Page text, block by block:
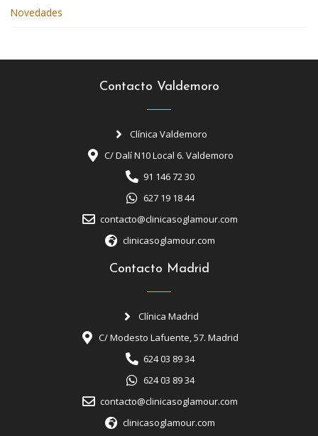
Novedades
Contacto Valdemoro
Clínica Valdemoro
C/ Dalí N10 Local 6. Valdemoro
91 146 72 30
627 19 18 44
contacto@clinicasoglamour.com
clinicasoglamour.com
Contacto Madrid
Clínica Madrid
C/ Modesto Lafuente, 57. Madrid
624 03 89 34
624 03 89 34
contacto@clinicasoglamour.com
clinicasoglamour.com